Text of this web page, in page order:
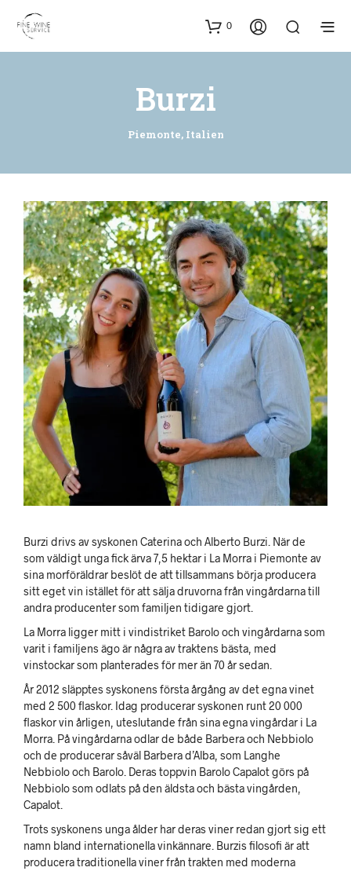
0
Burzi
Piemonte, Italien
Burzi drivs av syskonen Caterina och Alberto Burzi. När de
som väldigt unga fick ärva 7,5 hektar i La Morra i Piemonte av
sina morföräldrar beslöt de att tillsammans börja producera
sitt eget vin istället för att sälja druvorna från vingårdarna till
andra producenter som familjen tidigare gjort.
La Morra ligger mitt i vindistriket Barolo och vingårdarna som
varit i familjens ägo är några av traktens bästa, med
vinstockar som planterades för mer än 70 år sedan.
År 2012 släpptes syskonens första årgång av det egna vinet
med 2 500 flaskor. Idag producerar syskonen runt 20 000
flaskor vin årligen, uteslutande från sina egna vingårdar i La
Morra. På vingårdarna odlar de både Barbera och Nebbiolo
och de producerar såväl Barbera d’Alba, som Langhe
Nebbiolo och Barolo. Deras toppvin Barolo Capalot görs på
Nebbiolo som odlats på den äldsta och bästa vingården,
Capalot.
Trots syskonens unga ålder har deras viner redan gjort sig ett
namn bland internationella vinkännare. Burzis filosofi är att
producera traditionella viner från trakten med moderna